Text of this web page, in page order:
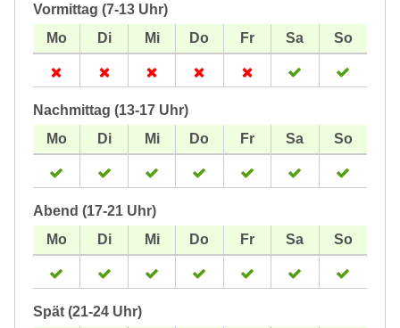
Vormittag (7-13 Uhr)
Nachmittag (13-17 Uhr)
Abend (17-21 Uhr)
Spät (21-24 Uhr)